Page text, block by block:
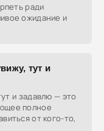
ради
ожидание и
тут и
и задавлю — это
полное
от кого-то,